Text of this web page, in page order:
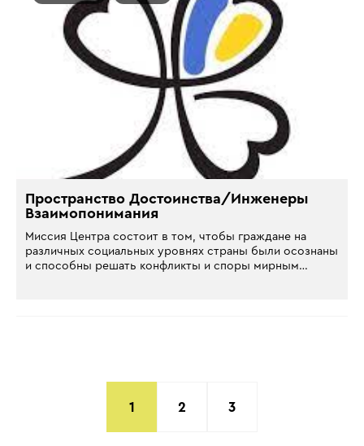
Пространство Достоинства/Инженеры
Взаимопонимания
Миссия Центра состоит в том, чтобы граждане на
различных социальных уровнях страны были осознаны
и способны решать конфликты и споры мирным…
1 2 3